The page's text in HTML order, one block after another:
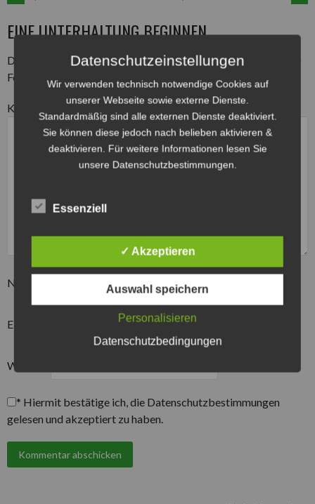
NAVIGATION
EINE UNTERHALTUNG BEGINNEN
Deine E-Mail-Adresse wird nicht veröffentlicht.Erforderliche
Felder sind mit
markiert
Kommentar*
Name
E-Mail-Adresse
Website
* Hiermit bestätige ich, die Datenschutzbestimmungen
gelesen und akzeptiert zu haben.
Datenschutzeinstellungen
Wir verwenden technisch notwendige Cookies auf
unserer Webseite sowie externe Dienste.
Standardmäßig sind alle externen Dienste deaktiviert.
Sie können diese jedoch nach belieben aktivieren &
deaktivieren. Für weitere Informationen lesen Sie
unsere Datenschutzbestimmungen.
Essenziell
✓ Akzeptieren
Auswahl speichern
Personalisieren
Datenschutzbedingungen